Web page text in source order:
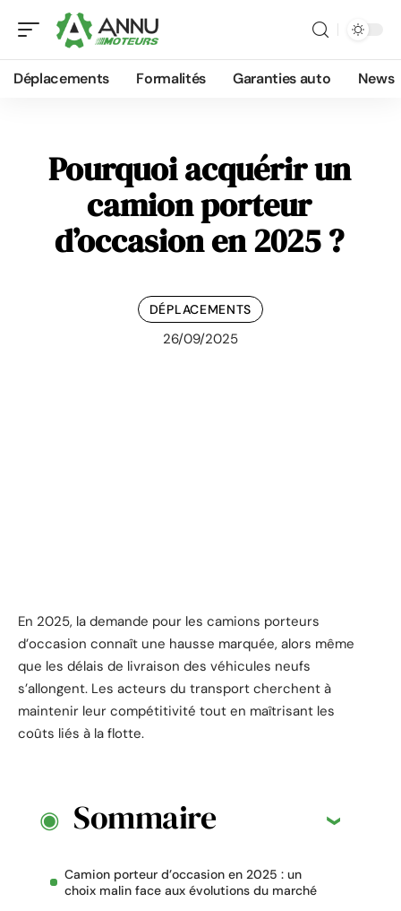
Déplacements Formalités Garanties auto News
Pourquoi acquérir un
camion porteur
d’occasion en 2025 ?
DÉPLACEMENTS
26/09/2025
En 2025, la demande pour les camions porteurs
d’occasion connaît une hausse marquée, alors même
que les délais de livraison des véhicules neufs
s’allongent. Les acteurs du transport cherchent à
maintenir leur compétitivité tout en maîtrisant les
coûts liés à la flotte.
Sommaire
Camion porteur d’occasion en 2025 : un
choix malin face aux évolutions du marché